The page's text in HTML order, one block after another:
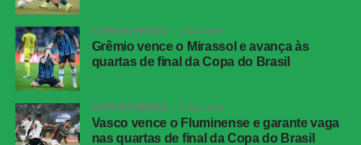
Data
Horário
19h30 (de Brasília)
Público
38.963 torcedores
Renda
Cartões
amarelos
Benavídez, Jadson, Portilla e Santos
(Athletico-PR); Fernando Diniz, André
COPA DO BRASIL 2 dias atrás
Grêmio vence o Mirassol e avança às
quartas de final da Copa do Brasil
COPA DO BRASIL 2 dias atrás
Vasco vence o Fluminense e garante vaga
nas quartas de final da Copa do Brasil